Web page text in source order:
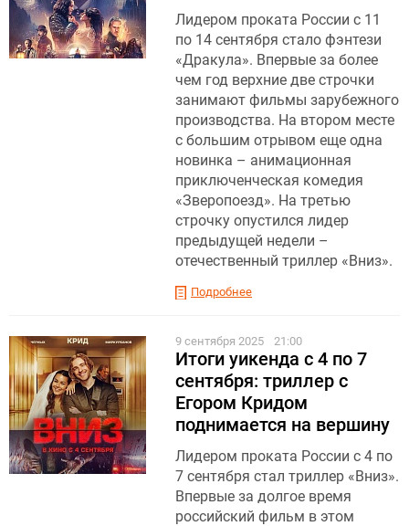
Лидером проката России с 11
по 14 сентября стало фэнтези
«Дракула». Впервые за более
чем год верхние две строчки
занимают фильмы зарубежного
производства. На втором месте
с большим отрывом еще одна
новинка – анимационная
приключенческая комедия
«Зверопоезд». На третью
строчку опустился лидер
предыдущей недели –
отечественный триллер «Вниз».
Подробнее
9 сентября 2025 21:00
Итоги уикенда с 4 по 7
сентября: триллер с
Егором Кридом
поднимается на вершину
Лидером проката России с 4 по
7 сентября стал триллер «Вниз».
Впервые за долгое время
российский фильм в этом